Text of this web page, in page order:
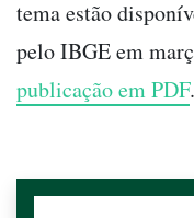
tema estão
pelo IBGE em
publicação em PDF.